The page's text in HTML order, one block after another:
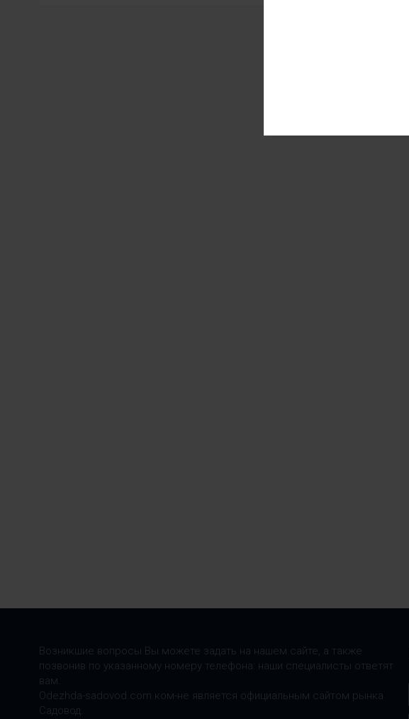
Возникшие вопросы Вы можете задать на нашем сайте, а также
позвонив по указанному номеру телефона: наши специалисты ответят
вам.
Odezhda-sadovod.com.ком-не является официальным сайтом рынка
Садовод.